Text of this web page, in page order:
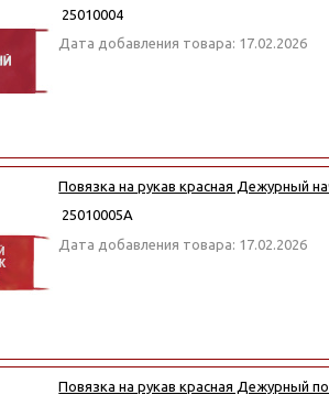
25010004
Дата добавления товара: 17.02.2026
Повязка на рукав красная Дежурный
25010005А
Дата добавления товара: 17.02.2026
Повязка на рукав красная Дежурный